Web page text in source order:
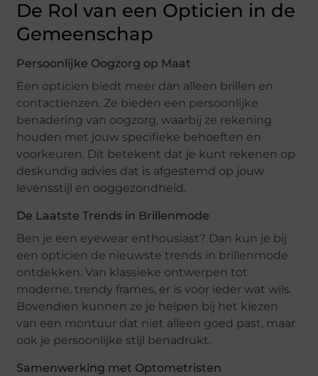
De Rol van een Opticien in de
Gemeenschap
Persoonlijke Oogzorg op Maat
Een opticien biedt meer dan alleen brillen en
contactlenzen. Ze bieden een persoonlijke
benadering van oogzorg, waarbij ze rekening
houden met jouw specifieke behoeften en
voorkeuren. Dit betekent dat je kunt rekenen op
deskundig advies dat is afgestemd op jouw
levensstijl en ooggezondheid.
De Laatste Trends in Brillenmode
Ben je een eyewear enthousiast? Dan kun je bij
een opticien de nieuwste trends in brillenmode
ontdekken. Van klassieke ontwerpen tot
moderne, trendy frames, er is voor ieder wat wils.
Bovendien kunnen ze je helpen bij het kiezen
van een montuur dat niet alleen goed past, maar
ook je persoonlijke stijl benadrukt.
Samenwerking met Optometristen